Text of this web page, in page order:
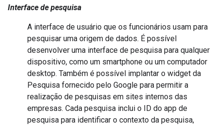
Interface de pesquisa
A interface de usuário que os funcionários usam para
pesquisar uma origem de dados. É possível
desenvolver uma interface de pesquisa para qualquer
dispositivo, como um smartphone ou um computador
desktop. Também é possível implantar o widget da
Pesquisa fornecido pelo Google para permitir a
realização de pesquisas em sites internos das
empresas. Cada pesquisa inclui o ID do app de
pesquisa para identificar o contexto da pesquisa,